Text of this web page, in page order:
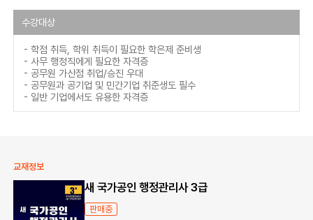
수강대상
- 학점 취득, 학위 취득이 필요한 학은제 준비생
- 사무 행정직에게 필요한 자격증
- 공무원 가산점 취업/승진 우대
- 공무원과 공기업 및 민간기업 취준생도 필수
- 일반 기업에서도 유용한 자격증
교재정보
새 국가공인 행정관리사 3급
판매중